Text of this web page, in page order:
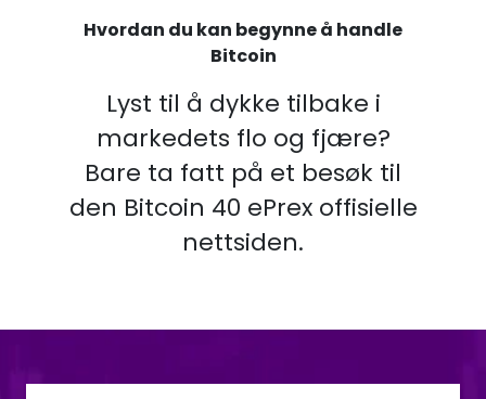
Hvordan du kan begynne å handle
Bitcoin
Lyst til å dykke tilbake i
markedets flo og fjære?
Bare ta fatt på et besøk til
den Bitcoin 40 ePrex offisielle
nettsiden.